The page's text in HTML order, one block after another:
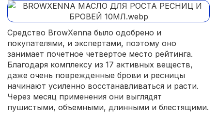
Средство BrowXenna было одобрено и
покупателями, и экспертами, поэтому оно
занимает почетное четвертое место рейтинга.
Благодаря комплексу из 17 активных веществ,
даже очень поврежденные брови и ресницы
начинают усиленно восстанавливаться и расти.
Через месяц применения они выглядят
пушистыми, объемными, длинными и блестящими.